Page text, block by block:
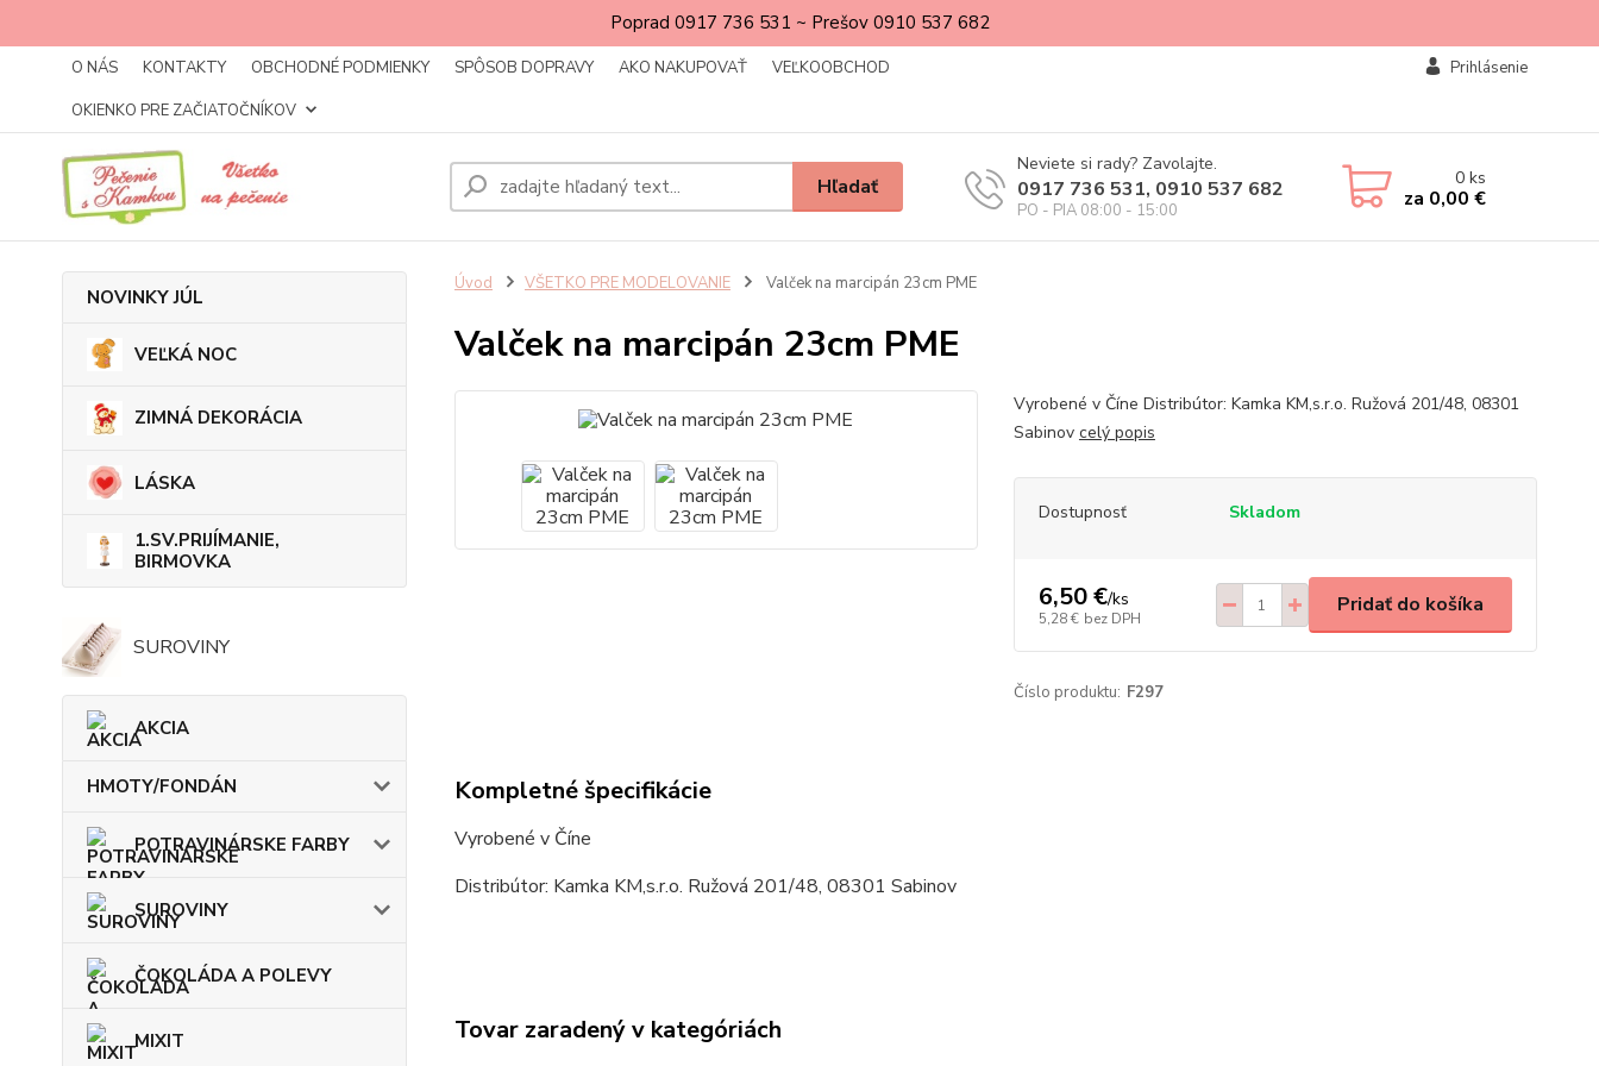
Poprad 0917 736 531 ~ Prešov 0910 537 682
O NÁS KONTAKTY OBCHODNÉ PODMIENKY SPÔSOB DOPRAVY AKO NAKUPOVAŤ
VEĽKOOBCHOD
OKIENKO PRE ZAČIATOČNÍKOV
Prihlásenie
Hľadať
Neviete si rady? Zavolajte.
0917 736 531, 0910 537 682
PO - PIA 08:00 - 15:00
0ks
za 0,00 €
NOVINKY JÚL
VEĽKÁ NOC
ZIMNÁ DEKORÁCIA
LÁSKA
1.SV.PRIJÍMANIE,
BIRMOVKA
SUROVINY
AKCIA
HMOTY/FONDÁN
POTRAVINÁRSKE FARBY
SUROVINY
ČOKOLÁDA A POLEVY
MIXIT
Úvod VŠETKO PRE MODELOVANIE Valček na marcipán 23cm PME
Valček na marcipán 23cm PME
Vyrobené v Číne Distribútor: Kamka KM,s.r.o. Ružová 201/48, 08301
Sabinov celý popis
Dostupnosť Skladom
6,50 €/ks
5,28 € bez DPH
Pridať do košíka
Číslo produktu: F297
Kompletné špecifikácie
Vyrobené v Číne
Distribútor: Kamka KM,s.r.o. Ružová 201/48, 08301 Sabinov
Tovar zaradený v kategóriách